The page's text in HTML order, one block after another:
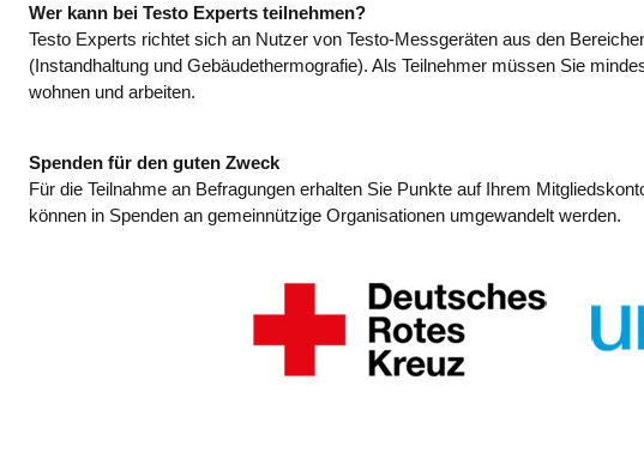
Wer kann bei Testo Experts teilnehmen?
Testo Experts richtet sich an Nutzer von Testo-Messgeräten aus den
(Instandhaltung und Gebäudethermografie). Als Teilnehmer müssen Sie
wohnen und arbeiten.
Spenden für den guten Zweck
Für die Teilnahme an Befragungen erhalten Sie Punkte auf Ihrem
können in Spenden an gemeinnützige Organisationen umgewandelt werden.